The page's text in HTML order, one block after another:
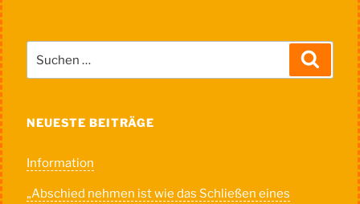
nach:
Suchen
NEUESTE BEITRÄGE
Information
„Abschied nehmen ist wie das Schließen eines